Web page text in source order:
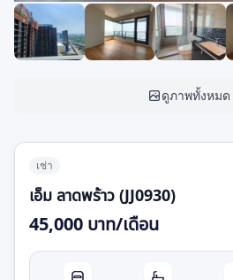
ดูภาพทั้งหมด
เช่า
เอ็ม ลาดพร้าว (JJ0930)
45,000 บาท/เดือน